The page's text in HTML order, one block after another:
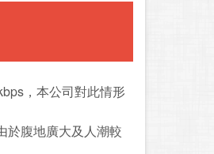
，本公司對此情形
於腹地廣大及人潮較